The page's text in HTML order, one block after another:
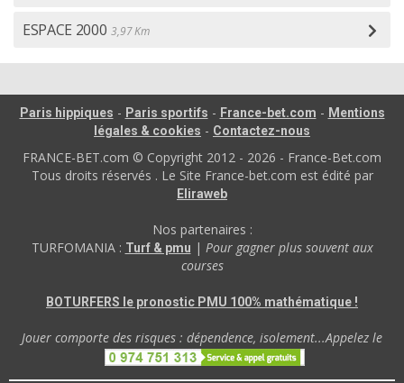
ESPACE 2000 3,97 Km
Paris hippiques - Paris sportifs - France-bet.com - Mentions
légales & cookies - Contactez-nous
FRANCE-BET.com © Copyright 2012 - 2026 - France-Bet.com
Tous droits réservés . Le Site France-bet.com est édité par
Eliraweb
Nos partenaires :
TURFOMANIA : Turf & pmu | Pour gagner plus souvent aux
courses
BOTURFERS le pronostic PMU 100% mathématique !
Jouer comporte des risques : dépendence, isolement...Appelez le